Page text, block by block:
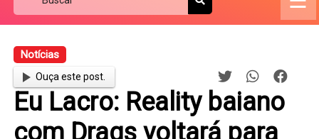
Notícias
Ouça este post.
Eu Lacro: Reality baiano
com Drags voltará para